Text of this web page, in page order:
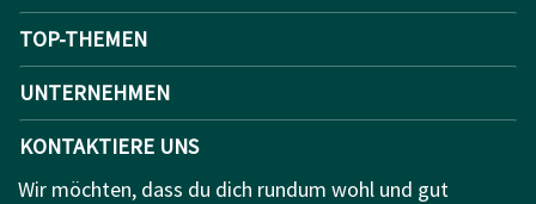
TOP-THEMEN
UNTERNEHMEN
KONTAKTIERE UNS
Wir möchten, dass du dich rundum wohl und gut